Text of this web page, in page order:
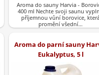
Aroma do sauny Harvia -
400 ml Nechte svoji saunu
příjemnou vůní borovice,
promění všední…
Aroma do parní sauny
Eukalyptus, 5 l